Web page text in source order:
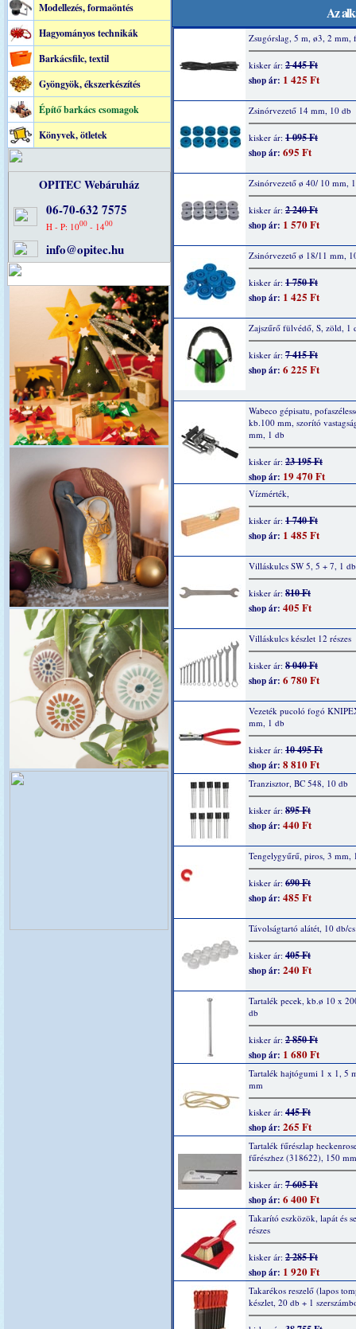
Modellezés, formaöntés
Hagyományos technikák
Barkácsfilc, textil
Gyöngyök, ékszerkészítés
Építő barkács csomagok
Könyvek, ötletek
OPITEC Webáruház
06-70-632 7575
H - P: 1000- 1400
info@opitec.hu
Az
Zsugórslag, 5 m, ø3, 2 mm,
kisker ár: 2 445 Ft
shop ár: 1 425 Ft
Zsinórvezető 14 mm, 10 db
kisker ár: 1 095 Ft
shop ár: 695 Ft
Zsinórvezető ø 40/ 10 mm,
kisker ár: 2 240 Ft
shop ár: 1 570 Ft
Zsinórvezető ø 18/11 mm,
kisker ár: 1 750 Ft
shop ár: 1 425 Ft
Zajszűrő fülvédő, S, zöld, 1
kisker ár: 7 415 Ft
shop ár: 6 225 Ft
Wabeco gépisatu,
kb.100 mm, szorító
mm, 1 db
kisker ár: 23 195 Ft
shop ár: 19 470 Ft
Vízmérték,
kisker ár: 1 740 Ft
shop ár: 1 485 Ft
Villáskulcs SW 5, 5 + 7, 1 db
kisker ár: 810 Ft
shop ár: 405 Ft
Villáskulcs készlet 12 részes
kisker ár: 8 040 Ft
shop ár: 6 780 Ft
Vezeték pucoló fogó
mm, 1 db
kisker ár: 10 495 Ft
shop ár: 8 810 Ft
Tranzisztor, BC 548, 10 db
kisker ár: 895 Ft
shop ár: 440 Ft
Tengelygyűrű, piros, 3 mm,
kisker ár: 690 Ft
shop ár: 485 Ft
Távolságtartó alátét, 10 db/cs
kisker ár: 405 Ft
shop ár: 240 Ft
Tartalék pecek, kb.ø 10 x
db
kisker ár: 2 850 Ft
shop ár: 1 680 Ft
Tartalék hajtógumi 1 x 1, 5
mm
kisker ár: 445 Ft
shop ár: 265 Ft
Tartalék fűrészlap
fűrészhez (318622), 150
kisker ár: 7 605 Ft
shop ár: 6 400 Ft
Takarító eszközök, lapát és
részes
kisker ár: 2 285 Ft
shop ár: 1 920 Ft
Takarékos reszelő (lapos
készlet, 20 db + 1